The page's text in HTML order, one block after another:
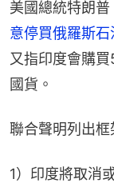
美國總統特朗普
意停買俄羅斯石
又指印度會購
國貨。
聯合聲明列出框
1）印度將取消